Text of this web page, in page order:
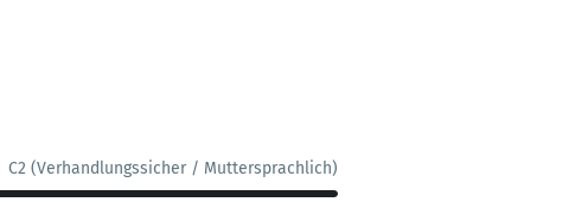
C2 (Verhandlungssicher / Muttersprachlich)